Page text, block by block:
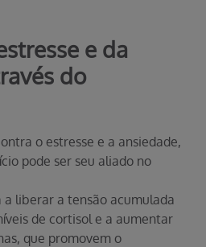
e da
do
o estresse e a ansiedade,
pode ser seu aliado no
a liberar a tensão acumulada
de cortisol e a aumentar
que promovem o